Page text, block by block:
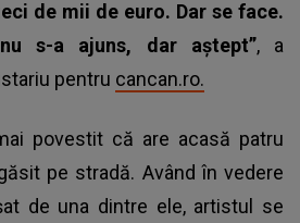
de mii de euro. Dar se face.
s-a ajuns, dar aștept”, a
pentru cancan.ro.
povestit că are acasă patru
pe stradă. Având în vedere
de una dintre ele, artistul se